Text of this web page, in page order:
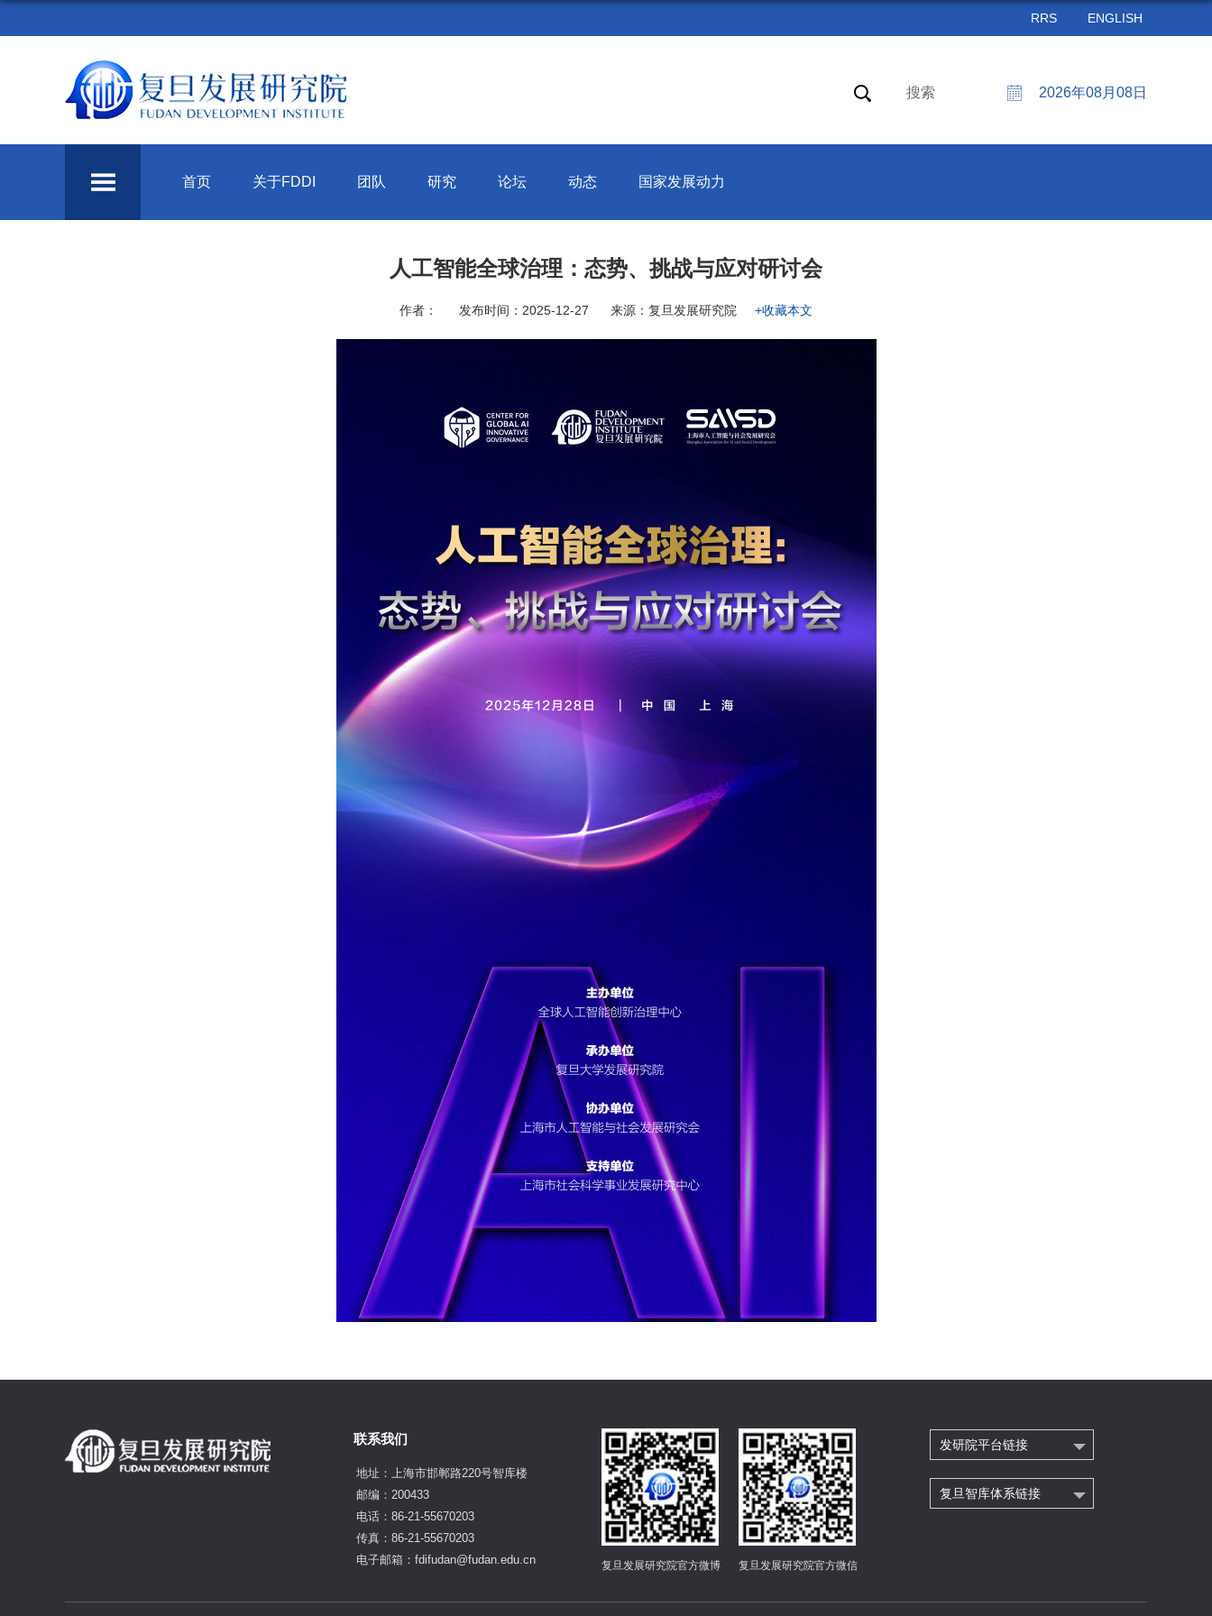
RRS ENGLISH
2026年08月08日
搜索
首页 关于FDDI 团队 研究 论坛 动态 国家发展动力
人工智能全球治理：态势、挑战与应对研讨会
作者： 发布时间：2025-12-27 来源：复旦发展研究院 +收藏本文
联系我们
地址：上海市邯郸路220号智库楼
邮编：200433
电话：86-21-55670203
传真：86-21-55670203
电子邮箱：fdifudan@fudan.edu.cn
复旦发展研究院官方微博 复旦发展研究院官方微信
发研院平台链接
复旦智库体系链接